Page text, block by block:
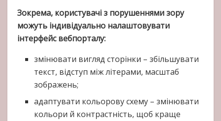
Зокрема, користувачі з порушеннями зору
можуть індивідуально налаштовувати
інтерфейс вебпорталу:
змінювати вигляд сторінки – збільшувати
текст, відступ між літерами, масштаб
зображень;
адаптувати кольорову схему – змінювати
кольори й контрастність, щоб краще